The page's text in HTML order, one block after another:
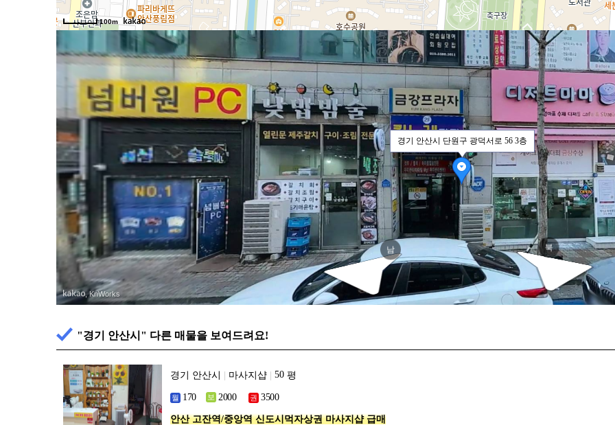
100m 덕
덕 북
남
, KnWorks
경기 안산시 단원구 광덕서로 56 3층
"경기 안산시" 다른 매물을 보여드려요!
경기 안산시 마사지샵 평
안산 고잔역/중앙역 신도시먹자상권 마사지샵 급매